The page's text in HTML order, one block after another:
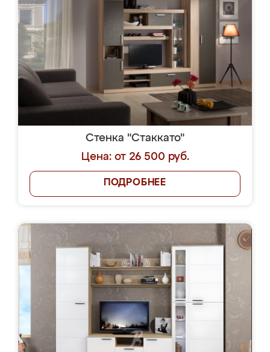
Стенка "Стаккато"
Цена: от 26 500 руб.
ПОДРОБНЕЕ